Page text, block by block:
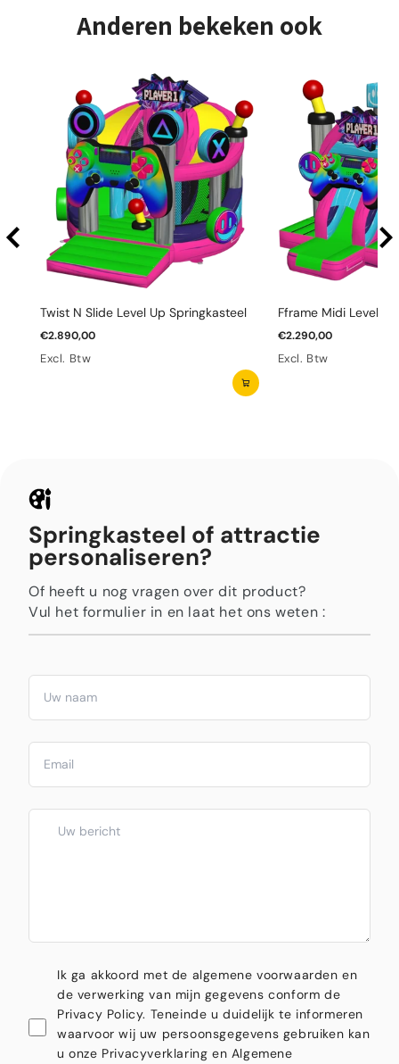
Anderen bekeken ook
Twist N Slide Level Up Springkasteel
€2.890,00
Excl. Btw
Fframe Midi Level
€2.290,00
Excl. Btw
Springkasteel of attractie
personaliseren?
Of heeft u nog vragen over dit product?
Vul het formulier in en laat het ons weten :
Ik ga akkoord met de algemene voorwaarden en
de verwerking van mijn gegevens conform de
Privacy Policy. Teneinde u duidelijk te informeren
waarvoor wij uw persoonsgegevens gebruiken kan
u onze Privacyverklaring en Algemene